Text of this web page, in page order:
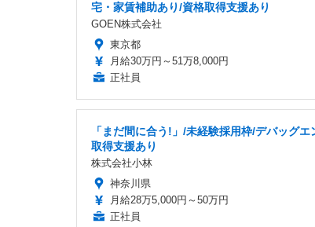
宅・家賃補助あり/資格取得支援あり
GOEN株式会社
東京都
月給30万円～51万8,000円
正社員
「まだ間に合う!」/未経験採用枠/デバッグ
取得支援あり
株式会社小林
神奈川県
月給28万5,000円～50万円
正社員